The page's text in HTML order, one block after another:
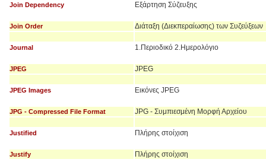
Join Dependency Εξάρτηση Σύζευξης
Join Order Διάταξη (Διεκπεραίωσης) των Συζεύξεων
Journal 1.Περιοδικό 2.Ημερολόγιο
JPEG JPEG
JPEG Images Εικόνες JPEG
JPG - Compressed File Format JPG - Συμπιεσμένη Μορφή Αρχείου
Justified Πλήρης στοίχιση
Justify Πλήρης στοίχιση